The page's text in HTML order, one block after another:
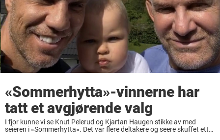
«Sommerhytta»-vinnerne har
tatt et avgjørende valg
I fjor kunne vi se Knut Pelerud og Kjartan Haugen stikke av med
seieren i «Sommerhytta». Det var flere deltakere og seere skuffet etter